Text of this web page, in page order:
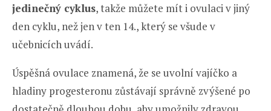
jedinečný cyklus, takže můžete mít i ovulaci v jiný
den cyklu, než jen v ten 14., který se všude v
učebnicích uvádí.
Úspěšná ovulace znamená, že se uvolní vajíčko a
hladiny progesteronu zůstávají správně zvýšené po